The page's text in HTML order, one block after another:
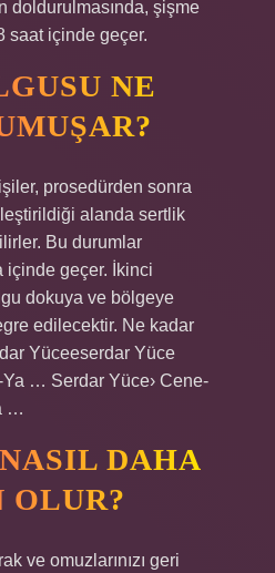
doldurulmasında, şişme
saat içinde geçer.
NE
prosedürden sonra
alanda sertlik
Bu durumlar
içinde geçer. İkinci
dokuya ve bölgeye
edilecektir. Ne kadar
Yüceeserdar Yüce
… Serdar Yüce› Cene-
…
DAHA
OLUR?
ve omuzlarınızı geri